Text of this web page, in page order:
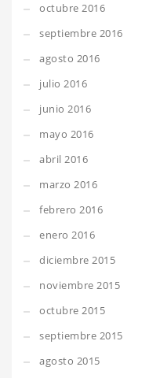
octubre 2016
septiembre 2016
agosto 2016
julio 2016
junio 2016
mayo 2016
abril 2016
marzo 2016
febrero 2016
enero 2016
diciembre 2015
noviembre 2015
octubre 2015
septiembre 2015
agosto 2015